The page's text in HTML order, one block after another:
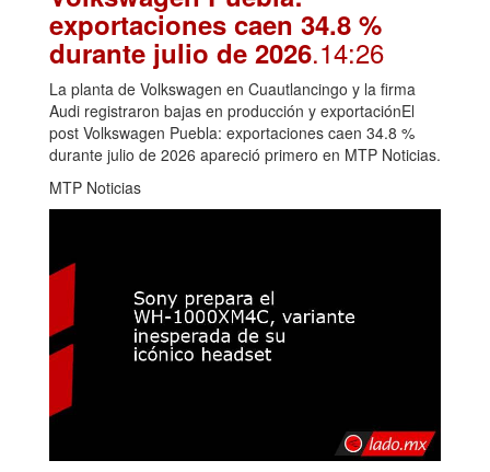
exportaciones caen 34.8 %
durante julio de 2026.14:26
La planta de Volkswagen en Cuautlancingo y la firma
Audi registraron bajas en producción y exportaciónEl
post Volkswagen Puebla: exportaciones caen 34.8 %
durante julio de 2026 apareció primero en MTP Noticias.
MTP Noticias